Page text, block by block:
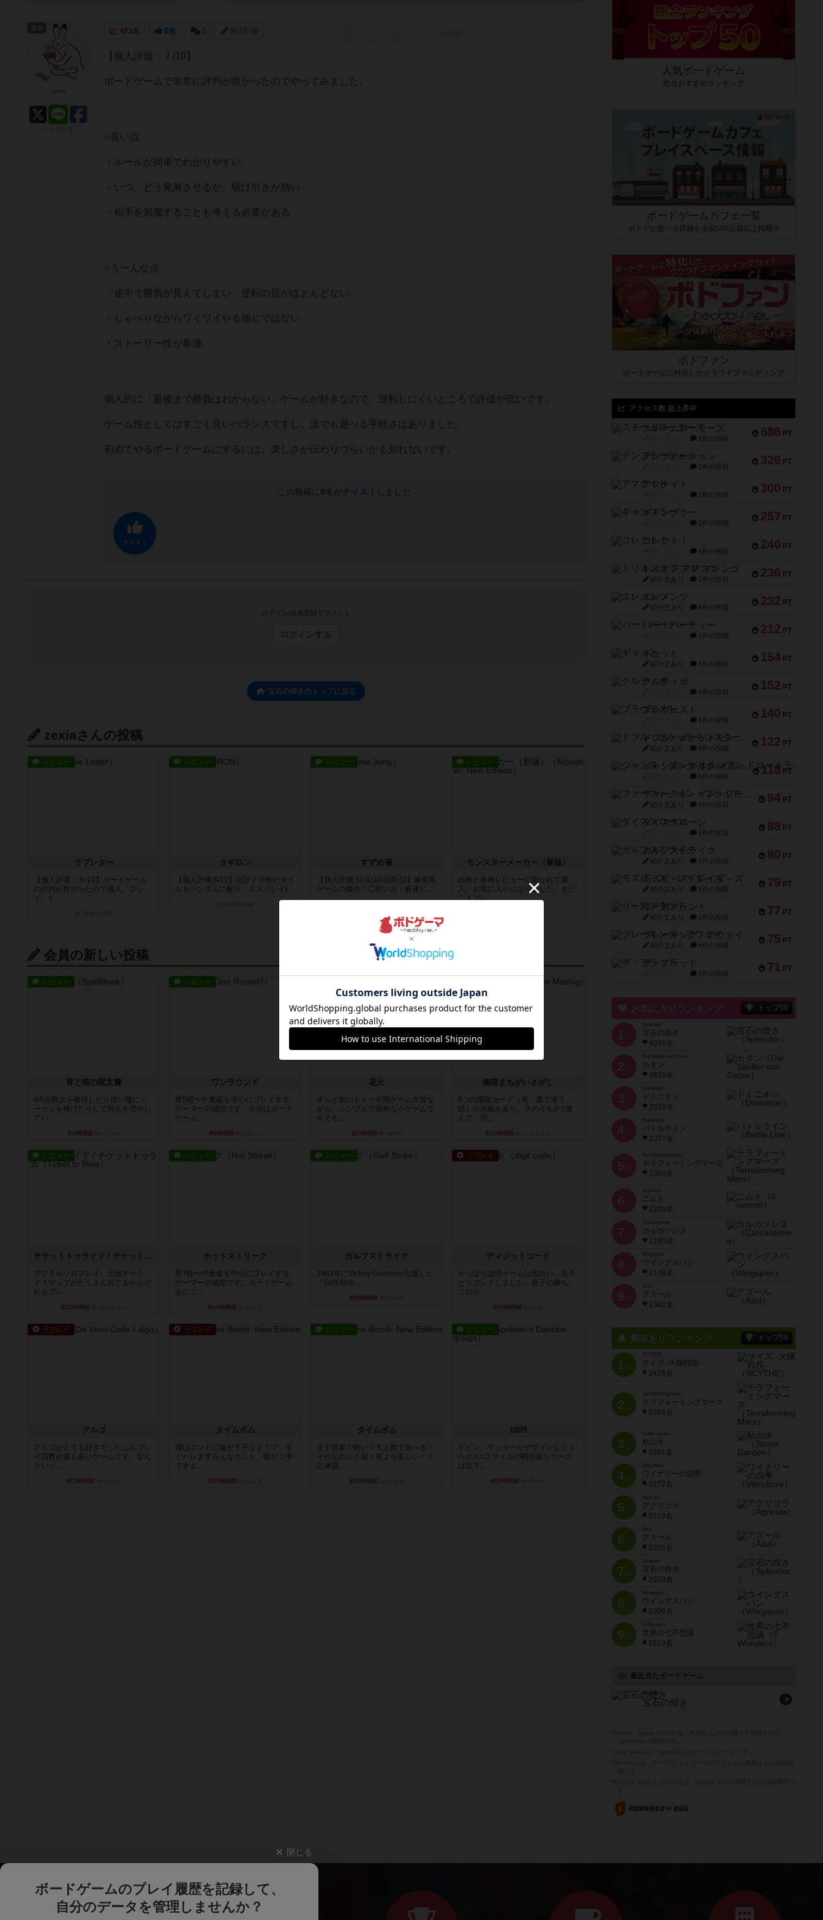
423名 0名 0 約7年前
【個人評価：７/10】
ボードゲームで非常に評判が良かったのでやってみました。
○良い点
・ルールが簡単でわかりやすい
・いつ、どう発展させるか、駆け引きが熱い
・相手を邪魔することも考える必要がある
○う〜んな点
・途中で勝負が見えてしまい、逆転の目がほとんどない
・しゃべりながらワイワイやる感じではない
・ストーリー性が希薄
個人的に「最後まで勝負はわからない」ゲームが好きなので、逆転しにくいところで評価が低いです。
ゲーム性としてはすごく良いバランスですし、誰でも遊べる手軽さはありました。
初めてやるボードゲームにするには、楽しさが伝わりづらいかも知れないです。
この投稿に 0名がナイス！ しました
ナイス！
皇帝
ログイン/会員登録でコメント
ログインする
宝石の煌きのトップに戻る
zexiaさんの投稿
レビュー
ラブレター
【個人評価：９/10】カードゲーム
の評判が良かったので購入、プレ
イ。○...
レビュー
タギロン
【個人評価:8/10】合計２０枚のタイ
ルをランダムに配り、２人プレイ(...
レビュー
すずめ雀
【個人評価:10点(10点満点)】麻雀風
ゲームの傑作！◯良い点・麻雀じ...
レビュー
モンスターメーカー（新版）
絵柄と各種レビューに惹かれて購
入。お気に入りになりました。まだ
二人プレ...
会員の新しい投稿
レビュー
宵と暁の呪文書
4/5点呪文を修得したり使い魔にト
ークンを捧げたりして得点を増やし
てい...
約1時間前
レビュー
ワンラウンド
星5軽〜中量級を中心にプレイする
ゲーマーの感想です。今回はボード
ゲーム...
約5時間前
花火
ずっと前のドイツ年間ゲーム大賞な
がら、シンプルで簡単な小ゲームで
今でも...
約7時間前
無限まちがいさがし
6つの場面カード（表、裏で違う
絵）が何枚かあり、そのうち3つ選
んで、同...
約10時間前
レビュー
チケットトゥライド / チケットトゥライドアメリカ
デジタルソロプレイ。元祖チケラ
イ？マップがたくさん出てるからど
れをプレ...
約11時間前
レビュー
ホットストリーク
星7軽〜中量級を中心にプレイする
ゲーマーの感想です。ボードゲーム
会にて...
約18時間前
レビュー
ガルフストライク
1983年にVictory Gamesが出版した
『Gulf Strik...
約18時間前
リプレイ
ディジットコード
やっぱり論理ゲームは面白い。息子
とリプレイしました。息子の勝ち。
これリ...
約19時間前
リプレイ
アルゴ
アルゴがとても好きで、たぶんプレ
イ回数が最も多いゲームです。なん
といっ...
約19時間前
リプレイ
タイムボム
僕はホントに嘘が下手なようで、す
ぐバレますみんなホント、嘘が上手
ですよ...
約19時間前
レビュー
タイムボム
まず簡単で軽い！大人数で遊べる！
それなのに小箱！何より楽しい！！
正体隠...
約19時間前
レビュー
1809
ケビン・ザッカーがデザインした１
ヘクス=２マイルの戦役級シリーズ
は以下...
約19時間前
人気ボードゲーム
総合おすすめランキング
ボードゲームカフェ一覧
ボドゲが遊べる店舗を全国500店舗以上掲載中
ボドファン
ボードゲームに特化したクラウドファンディング
アクセス数 急上昇中
686 PT
スチームローラーズ
2件の投稿
326 PT
テンプテーション
2件の投稿
300 PT
アマナイト
1件の投稿
257 PT
ギャンブラー
2件の投稿
240 PT
コレクト！
1件の投稿
236 PT
トリオンフ ア マレンゴ
紹介文あり 1件の投稿
232 PT
エレメンツ
紹介文あり 4件の投稿
212 PT
バー！パーティー
1件の投稿
154 PT
ギョッと
紹介文あり 1件の投稿
152 PT
クルティボ
1件の投稿
140 PT
ブラヴェスト
1件の投稿
122 PT
ドブル：ポケットモンスター
紹介文あり 4件の投稿
118 PT
ジャンヌ・ダルク-オルレアン ドロー＆ライト
5件の投稿
94 PT
ファースト・イン・フライト
紹介文あり 3件の投稿
88 PT
ダイススローン
1件の投稿
80 PT
ガルフストライク
紹介文あり 1件の投稿
79 PT
モズビ－ズ・レイダ－ズ
紹介文あり 1件の投稿
77 PT
リー対グラント
紹介文あり 1件の投稿
75 PT
ブレーキング・アウェイ
紹介文あり 4件の投稿
71 PT
ザ・フラッド
1件の投稿
お気に入りランキング トップ50
1 位
宝石の煌き
4040名
2 位
Die Siedler von Catan
カタン
3615名
3 位
ドミニオン
2528名
4位
Battle Line
バトルライン
2377名
5 位
Terraforming Mars
テラフォーミングマーズ
2369名
6 位
ニムト
2200名
7 位
Carcassonne
カルカソンヌ
2190名
8 位
Wingspan
ウイングスパン
2148名
9 位
Azul
アズール
1902名
興味ありランキング トップ50
1位
SCYTHE
サイズ -大鎌戦役-
2415名
2位
Terraforming Mars
テラフォーミングマーズ
2394名
3位
Stone Garden
枯山水
2281名
4位
Viticulture
ワイナリーの四季
2272名
5位
Agricola
アグリコラ
2119名
6位
Azul
アズール
2035名
7位
宝石の煌き
2028名
8位
Wingspan
ウイングスパン
2006名
9位
7 Wonders
世界の七不思議
1919名
最近見たボードゲーム
Splendor
宝石の煌き
閉じる
ボードゲームのプレイ履歴を記録して、
自分のデータを管理しませんか？